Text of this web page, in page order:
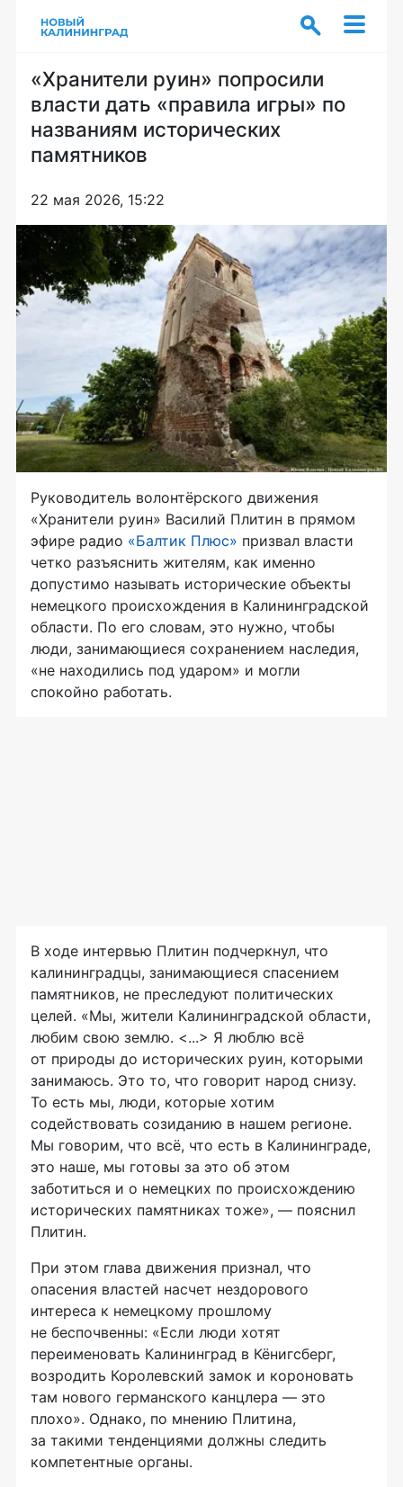
«Хранители руин» попросили
власти дать «правила игры» по
названиям исторических
памятников
22 мая 2026, 15:22
Руководитель волонтёрского движения
«Хранители руин» Василий Плитин в прямом
эфире радио «Балтик Плюс» призвал власти
четко разъяснить жителям, как именно
допустимо называть исторические объекты
немецкого происхождения в Калининградской
области. По его словам, это нужно, чтобы
люди, занимающиеся сохранением наследия,
«не находились под ударом» и могли
спокойно работать.
В ходе интервью Плитин подчеркнул, что
калининградцы, занимающиеся спасением
памятников, не преследуют политических
целей. «Мы, жители Калининградской области,
любим свою землю. <...> Я люблю всё
от природы до исторических руин, которыми
занимаюсь. Это то, что говорит народ снизу.
То есть мы, люди, которые хотим
содействовать созиданию в нашем регионе.
Мы говорим, что всё, что есть в Калининграде,
это наше, мы готовы за это об этом
заботиться и о немецких по происхождению
исторических памятниках тоже», — пояснил
Плитин.
При этом глава движения признал, что
опасения властей насчет нездорового
интереса к немецкому прошлому
не беспочвенны: «Если люди хотят
переименовать Калининград в Кёнигсберг,
возродить Королевский замок и короновать
там нового германского канцлера — это
плохо». Однако, по мнению Плитина,
за такими тенденциями должны следить
компетентные органы.